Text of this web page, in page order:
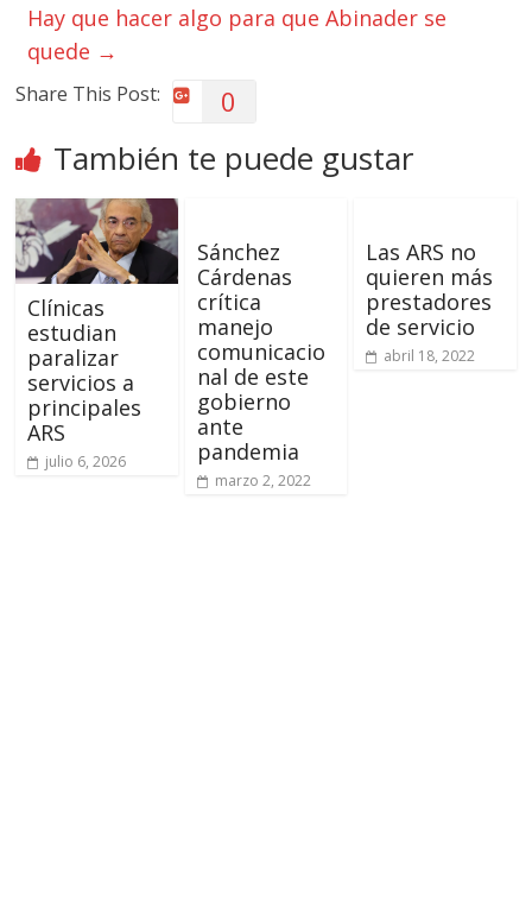
Hay que hacer algo para que Abinader se
quede →
Share This Post: 0
También te puede gustar
Clínicas
estudian
paralizar
servicios a
principales
ARS
julio 6, 2026
Sánchez
Cárdenas
crítica
manejo
comunicacio
nal de este
gobierno
ante
pandemia
marzo 2, 2022
Las ARS no
quieren más
prestadores
de servicio
abril 18, 2022